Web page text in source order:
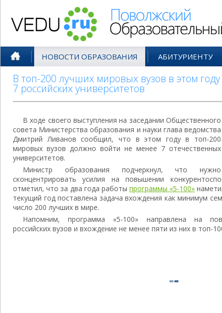
НОВОСТИ ОБРАЗОВАНИЯ АБИТУРИЕНТУ
В топ-200 лучших мировых вузов в этом
7 российских университетов
В ходе своего выступления на заседании Общественного
совета Министерства образования и науки глава ведомства
Дмитрий Ливанов сообщил, что в этом году в топ-200
мировых вузов должно войти не менее 7 отечественных
университетов.
Министр образования подчеркнул, что нужно
сконцентрировать усилия на повышении
отметил, что за два года работыпрограммы «5-100»
текущий год поставлена задача вхождения как минимум
число 200 лучших в мире.
Напомним, программа «5-100» направлена на
российских вузов и вхождение не менее пяти из них в топ-